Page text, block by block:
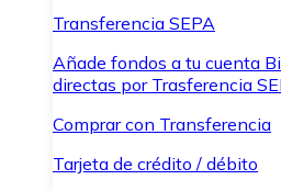
Transferencia SEPA
Añade fondos a tu cuenta
directas por Trasferencia
Comprar con Transferencia
Tarjeta de crédito / débito